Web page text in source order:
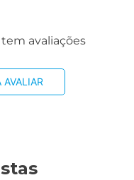
avaliações
AVALIAR